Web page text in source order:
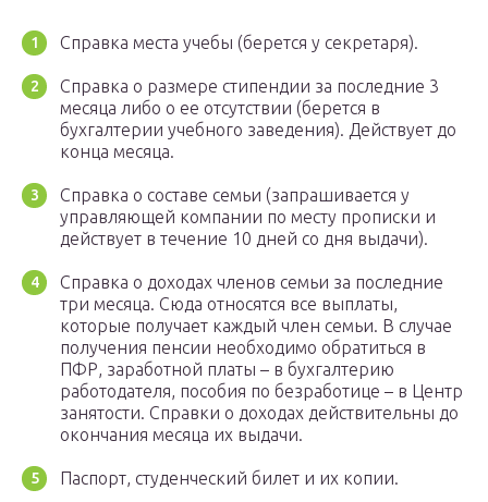
Справка места учебы (берется у секретаря).
Справка о размере стипендии за последние 3
месяца либо о ее отсутствии (берется в
бухгалтерии учебного заведения). Действует до
конца месяца.
Справка о составе семьи (запрашивается у
управляющей компании по месту прописки и
действует в течение 10 дней со дня выдачи).
Справка о доходах членов семьи за последние
три месяца. Сюда относятся все выплаты,
которые получает каждый член семьи. В случае
получения пенсии необходимо обратиться в
ПФР, заработной платы – в бухгалтерию
работодателя, пособия по безработице – в Центр
занятости. Справки о доходах действительны до
окончания месяца их выдачи.
Паспорт, студенческий билет и их копии.